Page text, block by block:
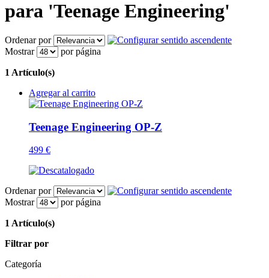
para 'Teenage Engineering'
Ordenar por
Mostrar
por página
1 Artículo(s)
Agregar al carrito
Teenage Engineering OP-Z
499 €
Ordenar por
Mostrar
por página
1 Artículo(s)
Filtrar por
Categoría